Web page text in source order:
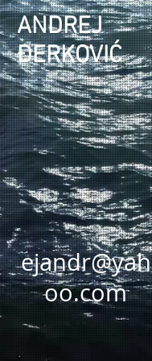
ANDREJ
ĐERKOVIĆ
ejandr@yah
oo.com